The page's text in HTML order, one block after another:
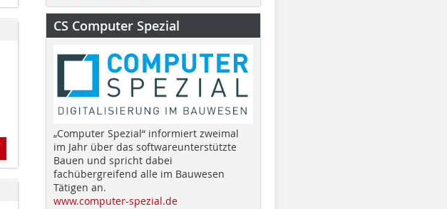
CS Computer Spezial
„Computer Spezial“ informiert zweimal
im Jahr über das softwareunterstützte
Bauen und spricht dabei
fachübergreifend alle im Bauwesen
Tätigen an.
www.computer-spezial.de